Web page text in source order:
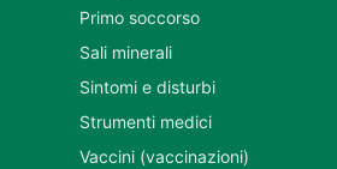
Primo soccorso
Sali minerali
Sintomi e disturbi
Strumenti medici
Vaccini (vaccinazioni)